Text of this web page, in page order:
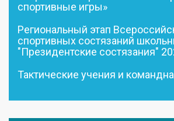
спортивные игры»
Региональный этап
спортивных состязаний
"Президентские состязания"
Тактические учения и